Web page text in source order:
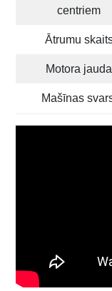
centriem
Ātrumu
Motora jauda
Mašīnas